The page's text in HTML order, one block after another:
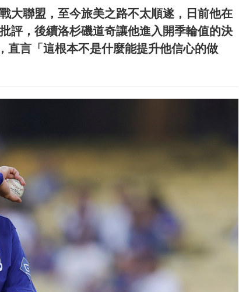
大聯盟，至今旅美之路不太順遂，日前他在
評，後續洛杉磯道奇讓他進入開季輪值的決
直言「這根本不是什麼能提升他信心的做